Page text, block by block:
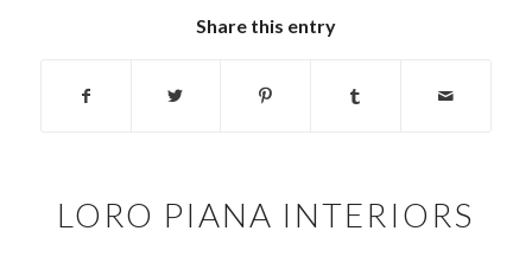
Share this entry
LORO PIANA INTERIORS